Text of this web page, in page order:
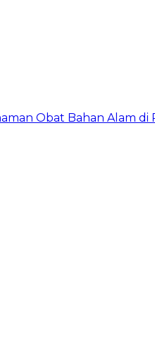
Obat Bahan Alam di